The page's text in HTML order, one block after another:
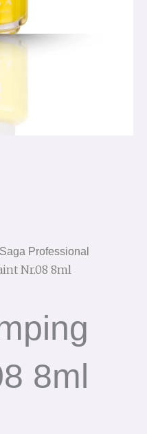
Saga Professional
Nr.08 8ml
8ml